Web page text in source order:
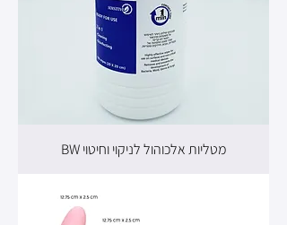
מטליות אלכוהול לניקוי וחיטוי BW